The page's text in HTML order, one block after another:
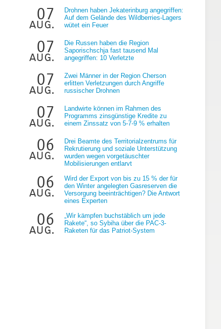
07
aug.
Drohnen haben Jekaterinburg angegriffen:
Auf dem Gelände des Wildberries-Lagers
wütet ein Feuer
07
aug.
Die Russen haben die Region
Saporischschja fast tausend Mal
angegriffen: 10 Verletzte
07
aug.
Zwei Männer in der Region Cherson
erlitten Verletzungen durch Angriffe
russischer Drohnen
07
aug.
Landwirte können im Rahmen des
Programms zinsgünstige Kredite zu
einem Zinssatz von 5-7-9 % erhalten
06
aug.
Drei Beamte des Territorialzentrums für
Rekrutierung und soziale Unterstützung
wurden wegen vorgetäuschter
Mobilisierungen entlarvt
06
aug.
Wird der Export von bis zu 15 % der für
den Winter angelegten Gasreserven die
Versorgung beeinträchtigen? Die Antwort
eines Experten
06
aug.
„Wir kämpfen buchstäblich um jede
Rakete“, so Sybiha über die PAC-3-
Raketen für das Patriot-System